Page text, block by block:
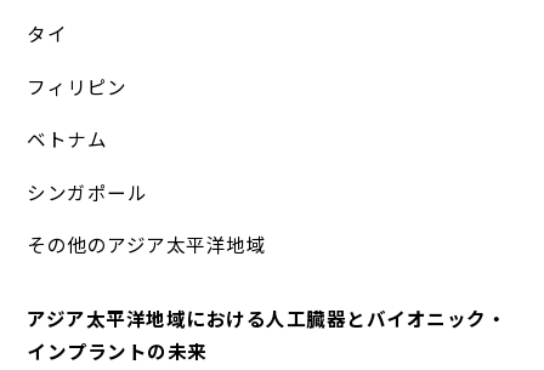
タイ
フィリピン
ベトナム
シンガポール
その他のアジア太平洋地域
アジア太平洋地域における人工臓器とバイオニック・
インプラントの未来